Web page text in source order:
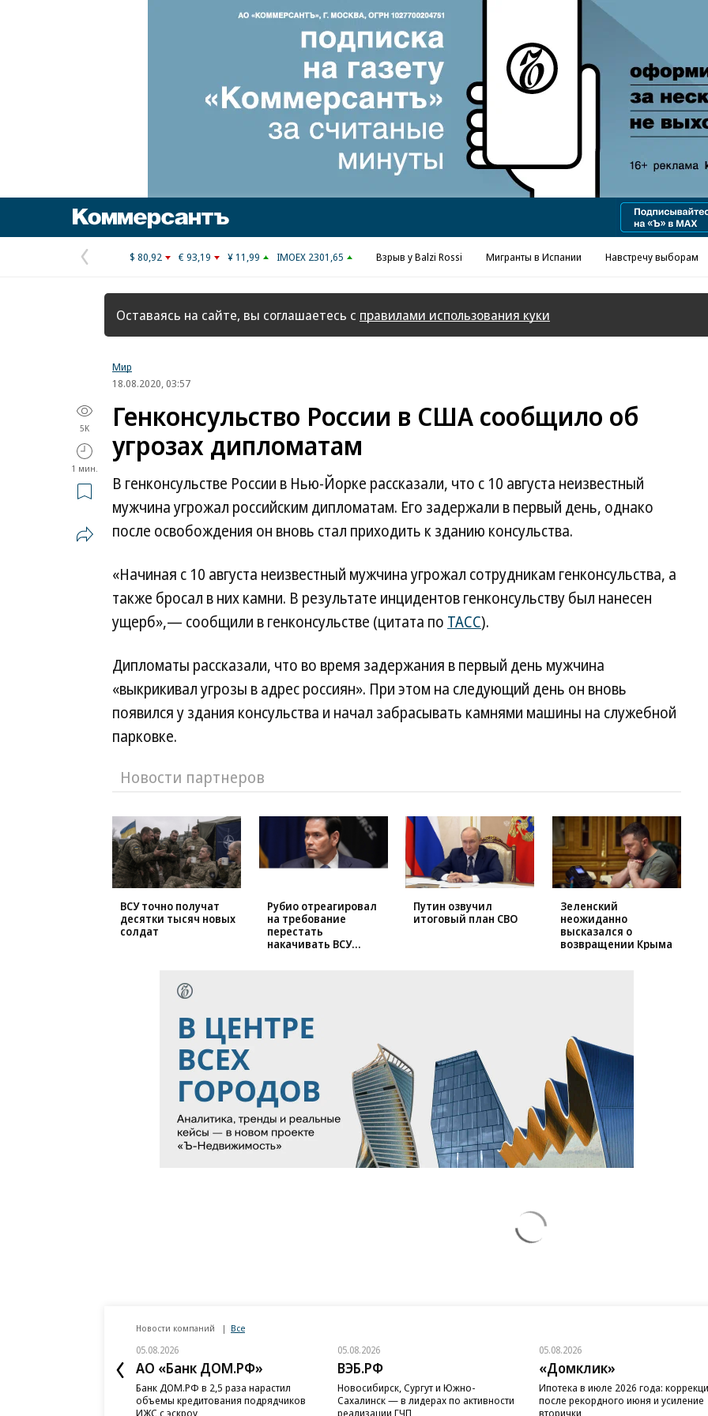
Реклама в «Ъ» www.kommersant.ru/ad
Предыдущая
страница
$ 80,92 € 93,19 ¥ 11,99 IMOEX 2301,65 Взрыв у Balzi Rossi Мигранты в Испании Навстречу выборам
Оставаясь на сайте, вы соглашаетесь с правилами использования куки
Мир
18.08.2020, 03:57
5K
1 мин.
Генконсульство России в США сообщило об
угрозах дипломатам
В генконсульстве России в Нью-Йорке рассказали, что с 10 августа неизвестный
мужчина угрожал российским дипломатам. Его задержали в первый день, однако
после освобождения он вновь стал приходить к зданию консульства.
«Начиная с 10 августа неизвестный мужчина угрожал сотрудникам генконсульства, а
также бросал в них камни. В результате инцидентов генконсульству был нанесен
ущерб»,— сообщили в генконсульстве (цитата по ТАСС).
Дипломаты рассказали, что во время задержания в первый день мужчина
«выкрикивал угрозы в адрес россиян». При этом на следующий день он вновь
появился у здания консульства и начал забрасывать камнями машины на служебной
парковке.
Новости партнеров
ВСУ точно получат
десятки тысяч новых
солдат
Рубио отреагировал
на требование
перестать
накачивать ВСУ
Путин озвучил
итоговый план СВО
Зеленский
неожиданно
высказался о
возвращении Крыма
Новости компаний Все
05.08.2026
АО «Банк ДОМ.РФ»
Банк ДОМ.РФ в 2,5 раза нарастил
объемы кредитования подрядчиков
ИЖС с эскроу
05.08.2026
ВЭБ.РФ
Новосибирск, Сургут и Южно-
Сахалинск — в лидерах по активности
реализации ГЧП
05.08.2026
«Домклик»
Ипотека в июле 2026 года:
после рекордного июня и усиление
вторички